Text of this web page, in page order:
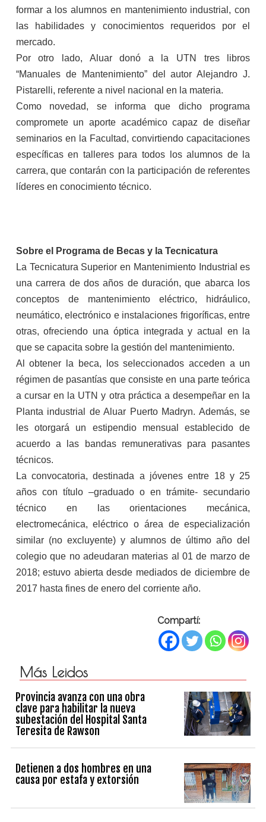
formar a los alumnos en mantenimiento industrial, con
las habilidades y conocimientos requeridos por el
mercado.
Por otro lado, Aluar donó a la UTN tres libros
“Manuales de Mantenimiento” del autor Alejandro J.
Pistarelli, referente a nivel nacional en la materia.
Como novedad, se informa que dicho programa
compromete un aporte académico capaz de diseñar
seminarios en la Facultad, convirtiendo capacitaciones
específicas en talleres para todos los alumnos de la
carrera, que contarán con la participación de referentes
líderes en conocimiento técnico.
Sobre el Programa de Becas y la Tecnicatura
La Tecnicatura Superior en Mantenimiento Industrial es
una carrera de dos años de duración, que abarca los
conceptos de mantenimiento eléctrico, hidráulico,
neumático, electrónico e instalaciones frigoríficas, entre
otras, ofreciendo una óptica integrada y actual en la
que se capacita sobre la gestión del mantenimiento.
Al obtener la beca, los seleccionados acceden a un
régimen de pasantías que consiste en una parte teórica
a cursar en la UTN y otra práctica a desempeñar en la
Planta industrial de Aluar Puerto Madryn. Además, se
les otorgará un estipendio mensual establecido de
acuerdo a las bandas remunerativas para pasantes
técnicos.
La convocatoria, destinada a jóvenes entre 18 y 25
años con título –graduado o en trámite- secundario
técnico en las orientaciones mecánica,
electromecánica, eléctrico o área de especialización
similar (no excluyente) y alumnos de último año del
colegio que no adeudaran materias al 01 de marzo de
2018; estuvo abierta desde mediados de diciembre de
2017 hasta fines de enero del corriente año.
Compartí:
Más Leidos
Provincia avanza con una obra
clave para habilitar la nueva
subestación del Hospital Santa
Teresita de Rawson
Detienen a dos hombres en una
causa por estafa y extorsión